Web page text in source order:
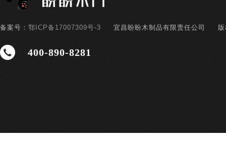
备案号： 鄂ICP备17007309号-3 宜昌盼盼木制品有限责任公司
400-890-8281